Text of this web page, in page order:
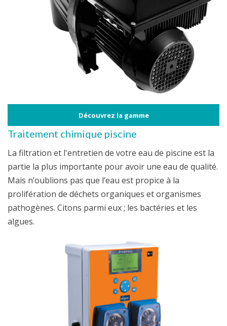
Découvrez la gamme
Traitement chimique piscine
La filtration et l'entretien de votre eau de piscine est la
partie la plus importante pour avoir une eau de qualité.
Mais n’oublions pas que l’eau est propice à la
prolifération de déchets organiques et organismes
pathogènes. Citons parmi eux ; les bactéries et les
algues.